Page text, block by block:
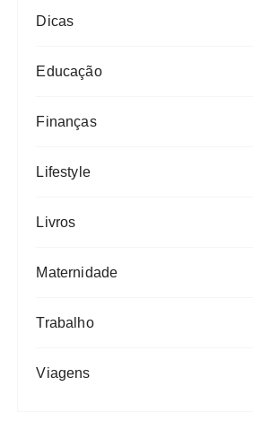
Dicas
Educação
Finanças
Lifestyle
Livros
Maternidade
Trabalho
Viagens